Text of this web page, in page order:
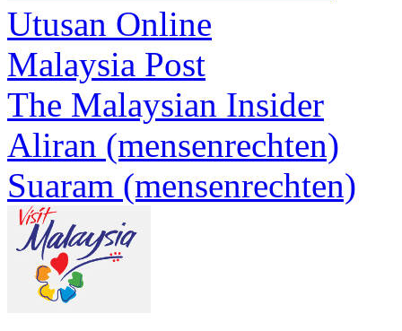
Utusan Online
Malaysia Post
The Malaysian Insider
Aliran (mensenrechten)
Suaram (mensenrechten)